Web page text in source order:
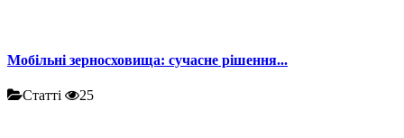
Мобільні зерносховища: сучасне рішення...
Статті 25